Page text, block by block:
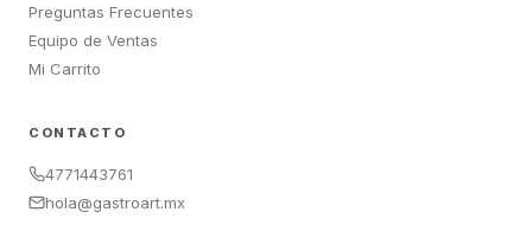
Preguntas Frecuentes
Equipo de Ventas
Mi Carrito
CONTACTO
4771443761
hola@gastroart.mx